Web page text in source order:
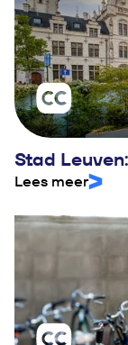
Stad
Lees meer